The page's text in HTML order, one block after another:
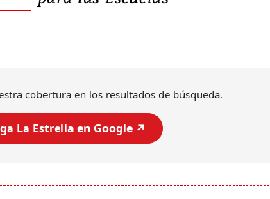
cobertura en los resultados de búsqueda.
La Estrella en Google ↗️
Un fuerte terremoto de magnitud